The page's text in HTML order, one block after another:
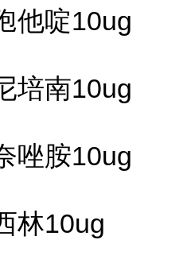
他啶10ug
培南10ug
唑胺10ug
林10ug